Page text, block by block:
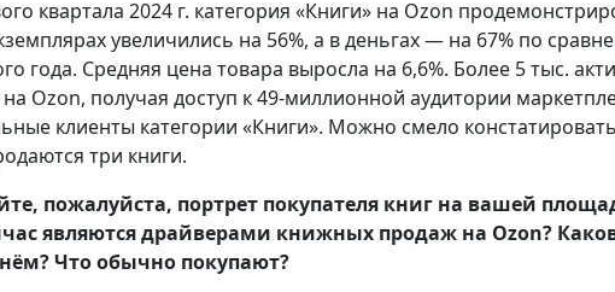
квартала 2024 г. категория «Книги» на Ozon
увеличились на 56%, а в деньгах — на 67% по
года. Средняя цена товара выросла на 6,6%. Более 5 тыс.
Ozon, получая доступ к 49-миллионной аудитории
клиенты категории «Книги». Можно смело
три книги.
пожалуйста, портрет покупателя книг на вашей
являются драйверами книжных продаж на Ozon?
Что обычно покупают?